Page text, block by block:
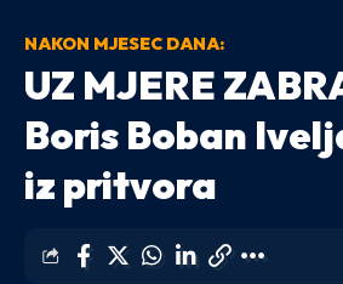
NAKON MJESEC DANA:
UZ MJERE
Boris Boban
iz pritvora